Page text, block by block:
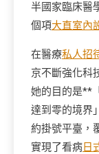
半國家臨床醫
個項大直室內
在醫療私人招
京不斷強化科
她的目的是**
達到零的境界
約掛號平臺，
實現了看病日